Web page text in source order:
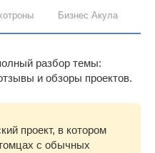
Бизнес Акула
разбор темы:
и обзоры проектов.
проект, в котором
с обычных